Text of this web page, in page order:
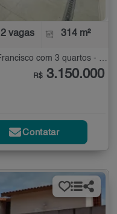
2 vagas 314 m²
Cobertura à Venda na Cidade São Francisco com 3 quartos - 314 m²
R$ 3.150.000
Contatar